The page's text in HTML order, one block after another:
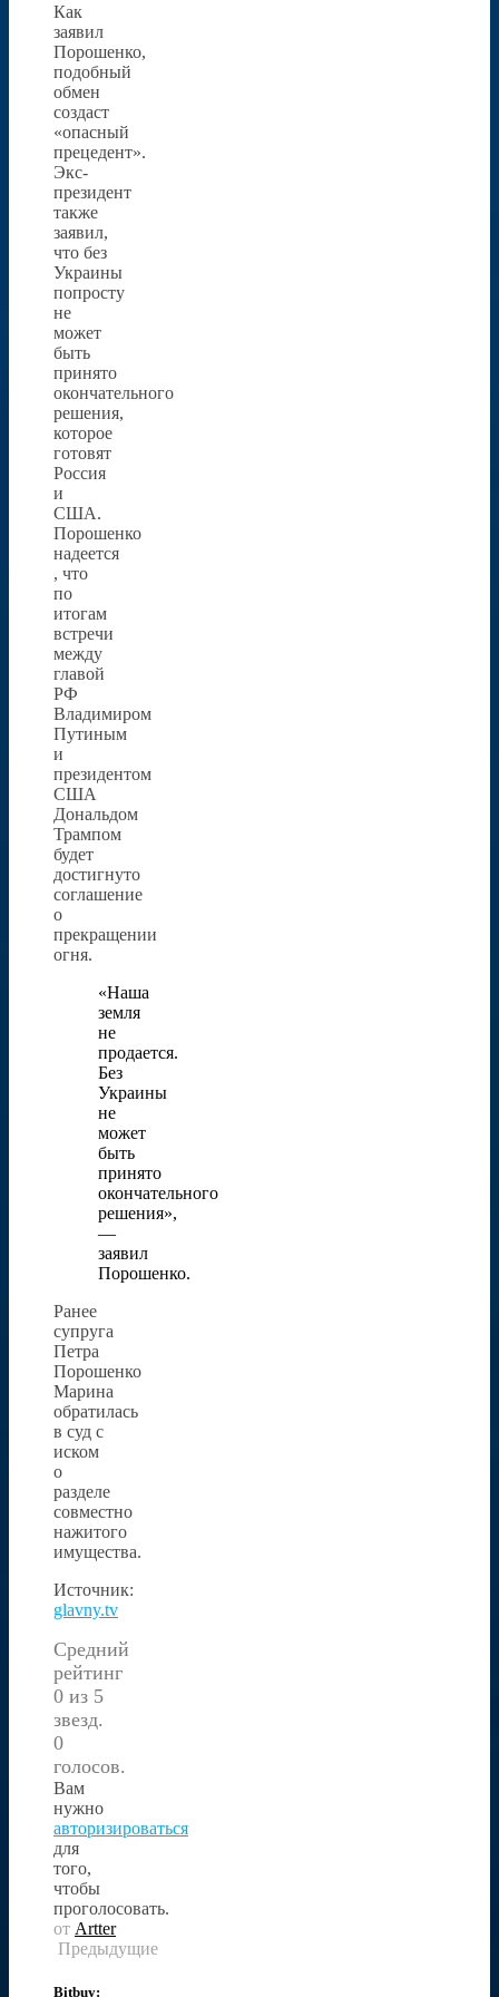
Как
заявил
Порошенко,
подобный
обмен
создаст
«опасный
прецедент».
Экс-
президент
также
заявил,
что без
Украины
попросту
не
может
быть
принято
окончательного
решения,
которое
готовят
Россия
и
США.
Порошенко
надеется
, что
по
итогам
встречи
между
главой
РФ
Владимиром
Путиным
и
президентом
США
Дональдом
Трампом
будет
достигнуто
соглашение
о
прекращении
огня.
«Наша
земля
не
продается.
Без
Украины
не
может
быть
принято
окончательного
решения»,
—
заявил
Порошенко.
Ранее
супруга
Петра
Порошенко
Марина
обратилась
в суд с
иском
о
разделе
совместно
нажитого
имущества.
Источник:
glavny.tv
Средний
рейтинг
0 из 5
звезд.
0
голосов.
Вам
нужно
авторизироваться
для
того,
чтобы
проголосовать.
от Artter
Предыдущие
Bitbuy: